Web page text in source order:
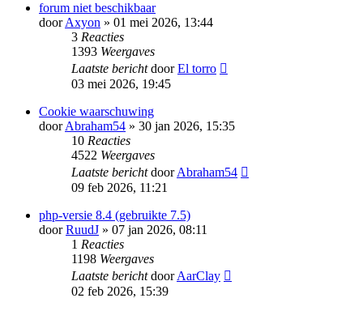
forum niet beschikbaar
doorAxyon » 01 mei 2026, 13:44
3 Reacties
1393 Weergaves
Laatste berichtdoorEl torro
03 mei 2026, 19:45
Cookie waarschuwing
doorAbraham54 » 30 jan 2026, 15:35
10 Reacties
4522 Weergaves
Laatste berichtdoorAbraham54
09 feb 2026, 11:21
php-versie 8.4 (gebruikte 7.5)
doorRuudJ » 07 jan 2026, 08:11
1 Reacties
1198 Weergaves
Laatste berichtdoorAarClay
02 feb 2026, 15:39